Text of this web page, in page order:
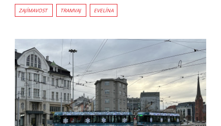
ZAJÍMAVOST TRAMVAJ EVELÍNA